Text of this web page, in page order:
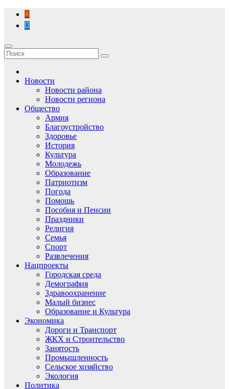
Перейти
содержимому
Новости
Новости района
Новости региона
Общество
Армия
Благоустройство
Здоровье
История
Культура
Молодежь
Образование
Патриотизм
Погода
Помощь
Пособия и Пенсии
Праздники
Религия
Семья
Спорт
Развлечения
Нацпроекты
Городская среда
Демография
Здравоохранение
Малый бизнес
Образование и Культура
Экономика
Дороги и Транспорт
ЖКХ и Строительство
Занятость
Промышленность
Сельское хозяйство
Экология
Политика